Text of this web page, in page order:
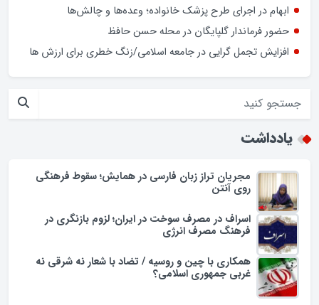
ابهام در اجرای طرح پزشک خانواده؛ وعده‌ها و چالش‌ها
حضور فرماندار گلپایگان در محله حسن حافظ
افزایش تجمل گرایی در جامعه اسلامی/زنگ خطری برای ارزش ها
یادداشت
مجریان تراز زبان فارسی در همایش؛ سقوط فرهنگی
روی آنتن
اسراف در مصرف سوخت در ایران؛ لزوم بازنگری در
فرهنگ مصرف انرژی
همکاری با چین و روسیه / تضاد با شعار نه شرقی نه
غربی جمهوری اسلامی؟